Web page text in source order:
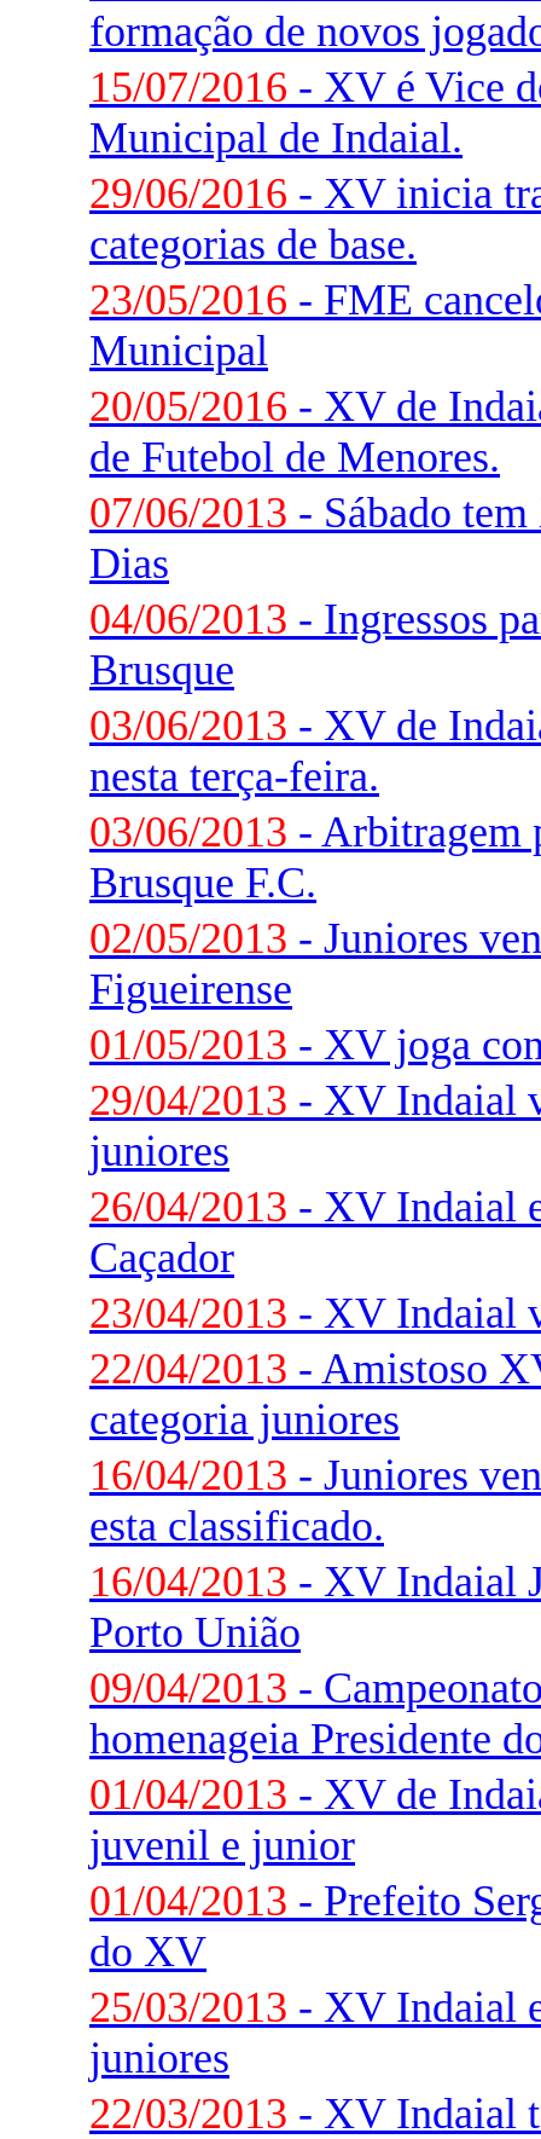
formação de novos
15/07/2016 - XV é Vice
Municipal de Indaial.
29/06/2016 - XV inicia
categorias de base.
23/05/2016 - FME
Municipal
20/05/2016 - XV de
de Futebol de Menores.
07/06/2013 - Sábado
Dias
04/06/2013 - Ingressos
Brusque
03/06/2013 - XV de
nesta terça-feira.
03/06/2013 - Arbitragem
Brusque F.C.
02/05/2013 - Juniores
Figueirense
01/05/2013 - XV joga
29/04/2013 - XV Indaial
juniores
26/04/2013 - XV Indaial
Caçador
23/04/2013 - XV Indaial
22/04/2013 - Amistoso
categoria juniores
16/04/2013 - Juniores
esta classificado.
16/04/2013 - XV Indaial
Porto União
09/04/2013 -
homenageia Presidente
01/04/2013 - XV de
juvenil e junior
01/04/2013 - Prefeito
do XV
25/03/2013 - XV Indaial
juniores
22/03/2013 - XV Indaial